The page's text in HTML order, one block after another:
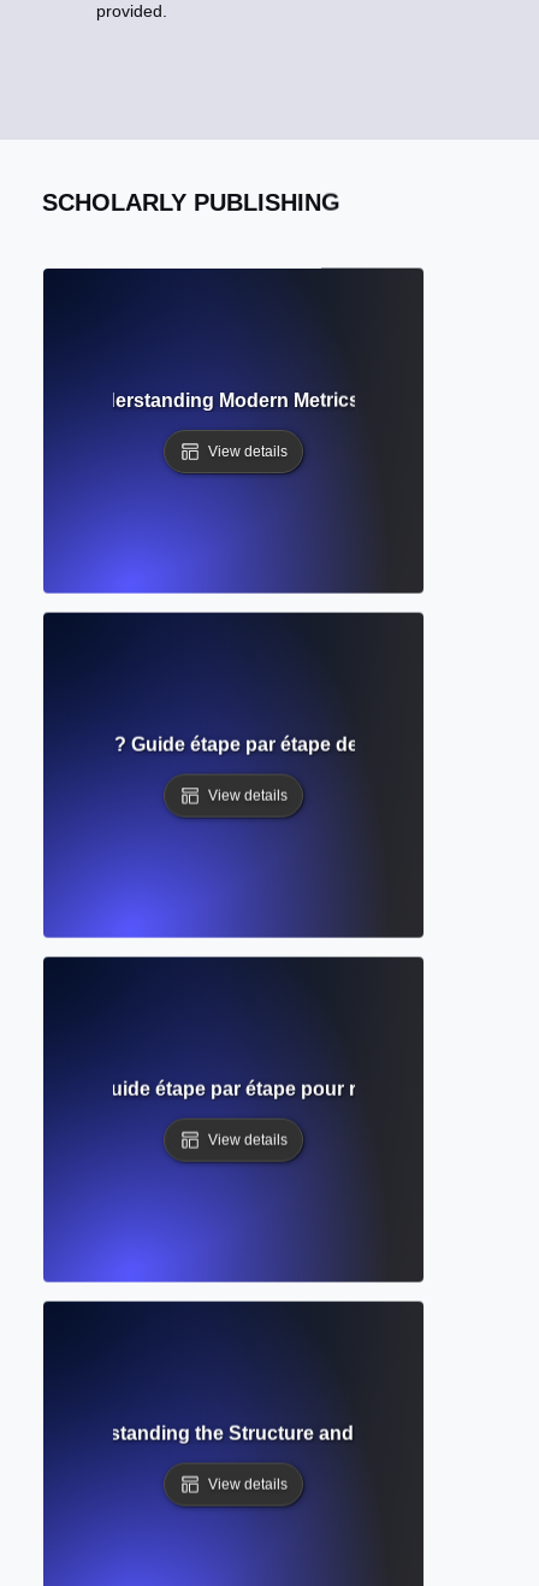
provided.
SCHOLARLY PUBLISHING
Understanding Modern Metrics Beyond Citation
View details
? Guide étape par étape des exigences pour
View details
galerie ? Guide étape par étape pour réviser votre
View details
Understanding the Structure and Role in Academic
View details